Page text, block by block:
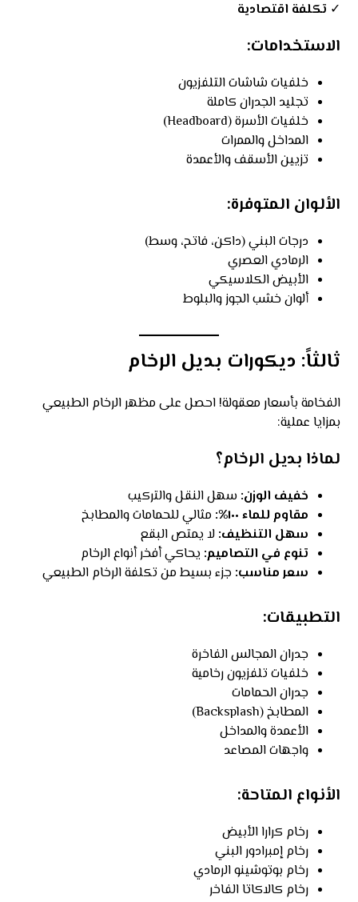
✓ تكلفة اقتصادية
الاستخدامات:
خلفيات شاشات التلفزيون
تجليد الجدران كاملة
خلفيات الأسرة (Headboard)
المداخل والممرات
تزيين الأسقف والأعمدة
الألوان المتوفرة:
درجات البني (داكن، فاتح، وسط)
الرمادي العصري
الأبيض الكلاسيكي
ألوان خشب الجوز والبلوط
ثالثاً: ديكورات بديل الرخام
الفخامة بأسعار معقولة! احصل على مظهر الرخام الطبيعي
بمزايا عملية:
لماذا بديل الرخام؟
خفيف الوزن: سهل النقل والتركيب
مقاوم للماء ١٠٠%:
مثالي للحمامات والمطابخ
سهل التنظيف: لا يمتص البقع
تنوع في التصاميم: يحاكي أفخر أنواع الرخام
سعر مناسب: جزء بسيط من تكلفة الرخام الطبيعي
التطبيقات:
جدران المجالس الفاخرة
خلفيات تلفزيون رخامية
جدران الحمامات
المطابخ (Backsplash)
الأعمدة والمداخل
واجهات المصاعد
الأنواع المتاحة:
رخام كرارا الأبيض
رخام إمبرادور البني
رخام بوتوشينو الرمادي
رخام كالاكاتا الفاخر